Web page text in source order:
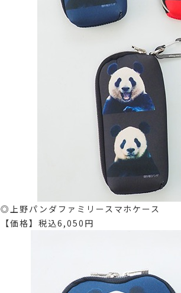
◎上野パンダファミリースマホケース
【価格】税込6,050円